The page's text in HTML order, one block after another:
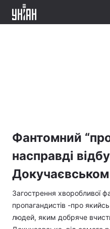
Фантомний
насправді
Докучаєвськом
Загострення хворобливої
пропагандистів -про
людей, яким добряче